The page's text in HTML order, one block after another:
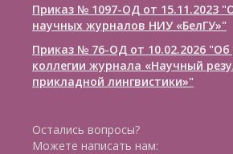
Приказ № 1097-ОД от 15.11.2023
научных журналов НИУ «БелГУ»"
Приказ № 76-ОД от 10.02.2026
коллегии журнала «Научный
прикладной лингвистики»"
Остались вопросы?
Можете написать нам: